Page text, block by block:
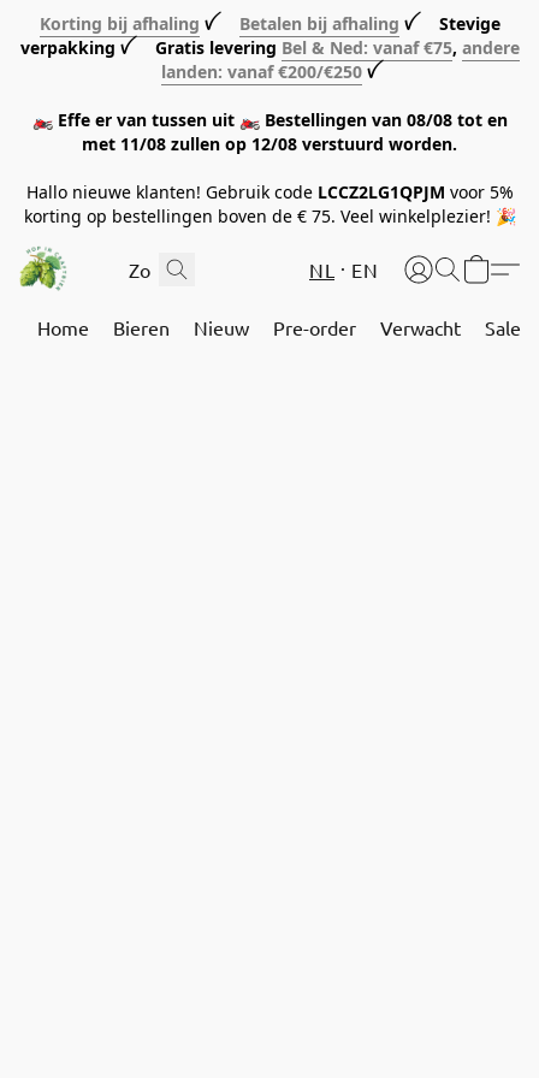
Korting bij afhaling ꪜ Betalen bij afhaling ꪜ Stevige
verpakking ꪜ Gratis levering Bel & Ned: vanaf €75, andere
landen: vanaf €200/€250 ꪜ
🏍️ Effe er van tussen uit 🏍️ Bestellingen van 08/08 tot en
met 11/08 zullen op 12/08 verstuurd worden.
Hallo nieuwe klanten! Gebruik code LCCZ2LG1QPJM voor 5%
korting op bestellingen boven de € 75. Veel winkelplezier! 🎉
NL EN
Home Bieren Nieuw Pre-order Verwacht Sale